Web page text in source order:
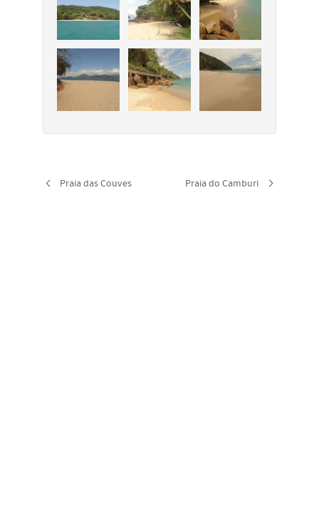
Praia das Couves Praia do Camburi